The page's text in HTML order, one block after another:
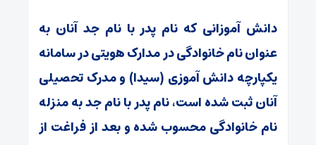
دانش آموزانی که نام پدر با نام جد آنان به
عنوان نام خانوادگی در مدارک هویتی در سامانه
یکپارچه دانش آموزی (سیدا) و مدرک تحصیلی
آنان ثبت شده است، نام پدر با نام جد به منزله
نام خانوادگی محسوب شده و بعد از فراغت از